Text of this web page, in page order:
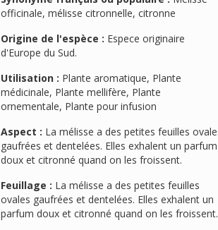
officinale, mélisse citronnelle, citronne
Origine de l'espèce :
d'Europe du Sud.
Utilisation :
médicinale, Plante mellifère, Plante
ornementale, Plante pour infusion
Aspect :
gaufrées et dentelées. Elles exhalent un parfum
doux et citronné quand on les froissent.
Feuillage :
ovales gaufrées et dentelées. Elles exhalent un
parfum doux et citronné quand on les froissent.